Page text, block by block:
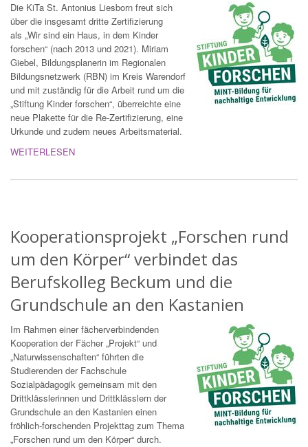
Die KiTa St. Antonius Liesborn freut sich
über die insgesamt dritte Zertifizierung
als „Wir sind ein Haus, in dem Kinder
forschen“ (nach 2013 und 2021). Miriam
Giebel, Bildungsplanerin im Regionalen
Bildungsnetzwerk (RBN) im Kreis Warendorf
und mit zuständig für die Arbeit rund um die
„Stiftung Kinder forschen“, überreichte eine
neue Plakette für die Re-Zertifizierung, eine
Urkunde und zudem neues Arbeitsmaterial.
WEITERLESEN
Kooperationsprojekt „Forschen rund
um den Körper“ verbindet das
Berufskolleg Beckum und die
Grundschule an den Kastanien
Im Rahmen einer fächerverbindenden
Kooperation der Fächer „Projekt“ und
„Naturwissenschaften“ führten die
Studierenden der Fachschule
Sozialpädagogik gemeinsam mit den
Drittklässlerinnen und Drittklässlern der
Grundschule an den Kastanien einen
fröhlich-forschenden Projekttag zum Thema
„Forschen rund um den Körper“ durch.